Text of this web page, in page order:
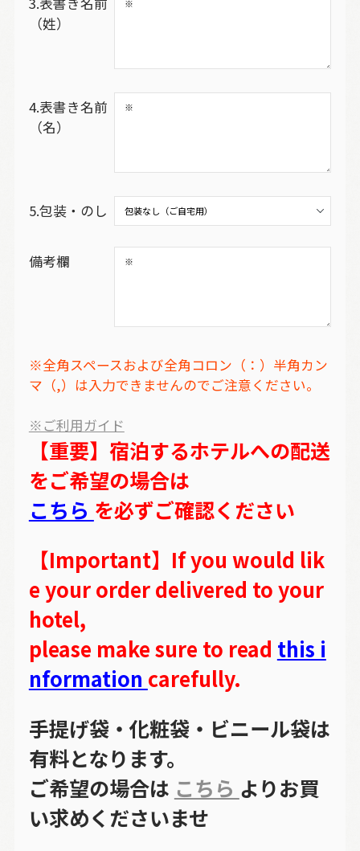
（姓）
4.表書き名前
（名）
5.包装・のし
備考欄
※全角スペースおよび全角コロン（：）半角カン
マ（,）は入力できませんのでご注意ください。
※ご利用ガイド
【重要】宿泊するホテルへの配送
をご希望の場合は
こちら を必ずご確認ください
【Important】If you would lik
e your order delivered to your
hotel,
please make sure to read this i
nformation carefully.
手提げ袋・化粧袋・ビニール袋は
有料となります。
ご希望の場合は こちら よりお買
い求めくださいませ